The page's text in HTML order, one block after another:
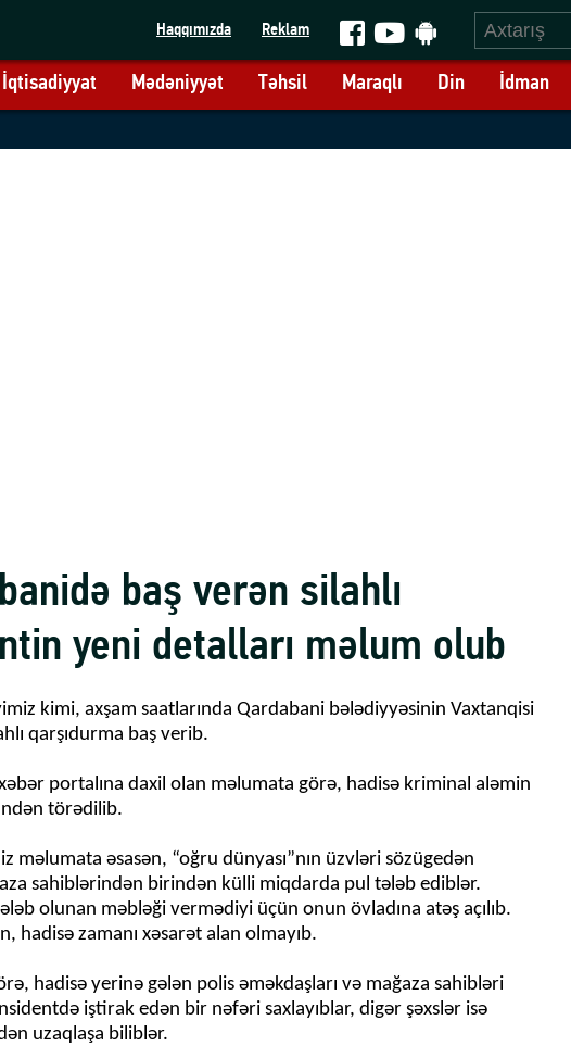
Haqqımızda Reklam
İqtisadiyyat Mədəniyyət Təhsil Maraqlı Din İdman
baş verən silahlı
yeni detalları məlum olub
kimi, axşam saatlarında Qardabani bələdiyyəsinin Vaxtanqisi
qarşıdurma baş verib.
portalına daxil olan məlumata görə, hadisə kriminal aləmin
törədilib.
məlumata əsasən, “oğru dünyası”nın üzvləri sözügedən
sahiblərindən birindən külli miqdarda pul tələb ediblər.
olunan məbləği vermədiyi üçün onun övladına atəş açılıb.
hadisə zamanı xəsarət alan olmayıb.
hadisə yerinə gələn polis əməkdaşları və mağaza sahibləri
iştirak edən bir nəfəri saxlayıblar, digər şəxslər isə
uzaqlaşa biliblər.